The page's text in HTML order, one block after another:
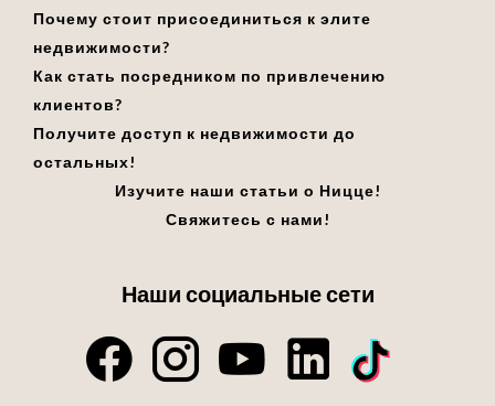
Почему стоит присоединиться к элите
недвижимости?
Как стать посредником по привлечению
клиентов?
Получите доступ к недвижимости до
остальных!
Изучите наши статьи о Ницце!
Свяжитесь с нами!
Наши социальные сети